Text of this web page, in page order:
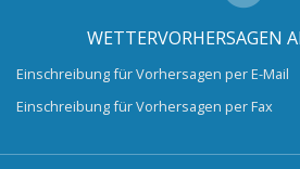
WETTERVORHERSAGEN
Einschreibung für Vorhersagen per E-Mail
Einschreibung für Vorhersagen per Fax